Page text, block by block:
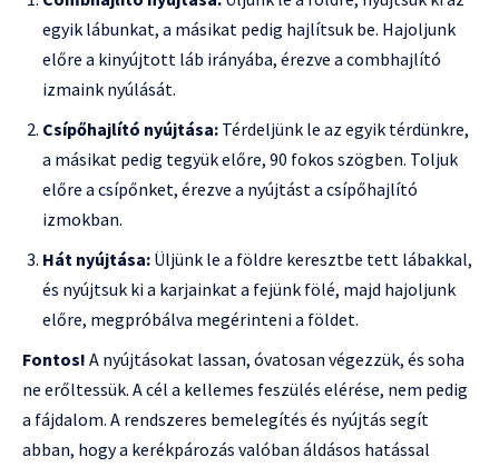
egyik lábunkat, a másikat pedig hajlítsuk be. Hajoljunk
előre a kinyújtott láb irányába, érezve a combhajlító
izmaink nyúlását.
Csípőhajlító nyújtása: Térdeljünk le az egyik térdünkre,
a másikat pedig tegyük előre, 90 fokos szögben. Toljuk
előre a csípőnket, érezve a nyújtást a csípőhajlító
izmokban.
Hát nyújtása: Üljünk le a földre keresztbe tett lábakkal,
és nyújtsuk ki a karjainkat a fejünk fölé, majd hajoljunk
előre, megpróbálva megérinteni a földet.
Fontos! A nyújtásokat lassan, óvatosan végezzük, és soha
ne erőltessük. A cél a kellemes feszülés elérése, nem pedig
a fájdalom. A rendszeres bemelegítés és nyújtás segít
abban, hogy a kerékpározás valóban áldásos hatással